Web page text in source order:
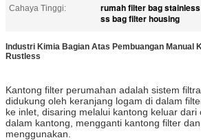
Cahaya Tinggi:
rumah filter bag
ss bag filter housing
Industri Kimia Bagian Atas Pembuangan Manual
Rustless
Kantong filter perumahan adalah sistem
didukung oleh keranjang logam di dalam
ke inlet, disaring melalui kantong keluar dari
dalam kantong, mengganti kantong filter
menggunakan.